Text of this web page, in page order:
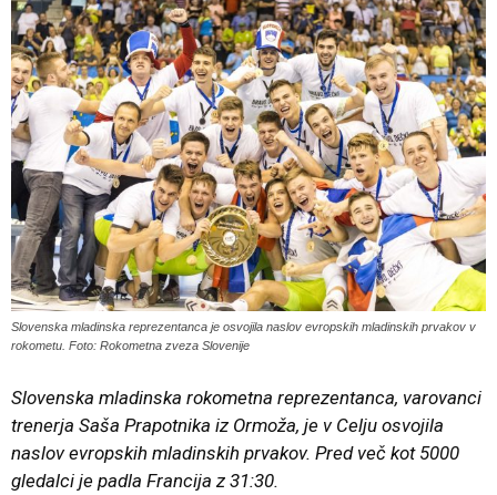
Slovenska mladinska reprezentanca je osvojila naslov evropskih mladinskih prvakov v
rokometu. Foto: Rokometna zveza Slovenije
Slovenska mladinska rokometna reprezentanca, varovanci
trenerja Saša Prapotnika iz Ormoža, je v Celju osvojila
naslov evropskih mladinskih prvakov. Pred več kot 5000
gledalci je padla Francija z 31:30.